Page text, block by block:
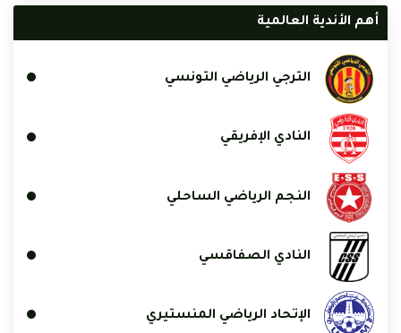
أهم الأندية العالمية
الترجي الرياضي التونسي
النادي الإفريقي
النجم الرياضي الساحلي
النادي الصفاقسي
الإتحاد الرياضي المنستيري